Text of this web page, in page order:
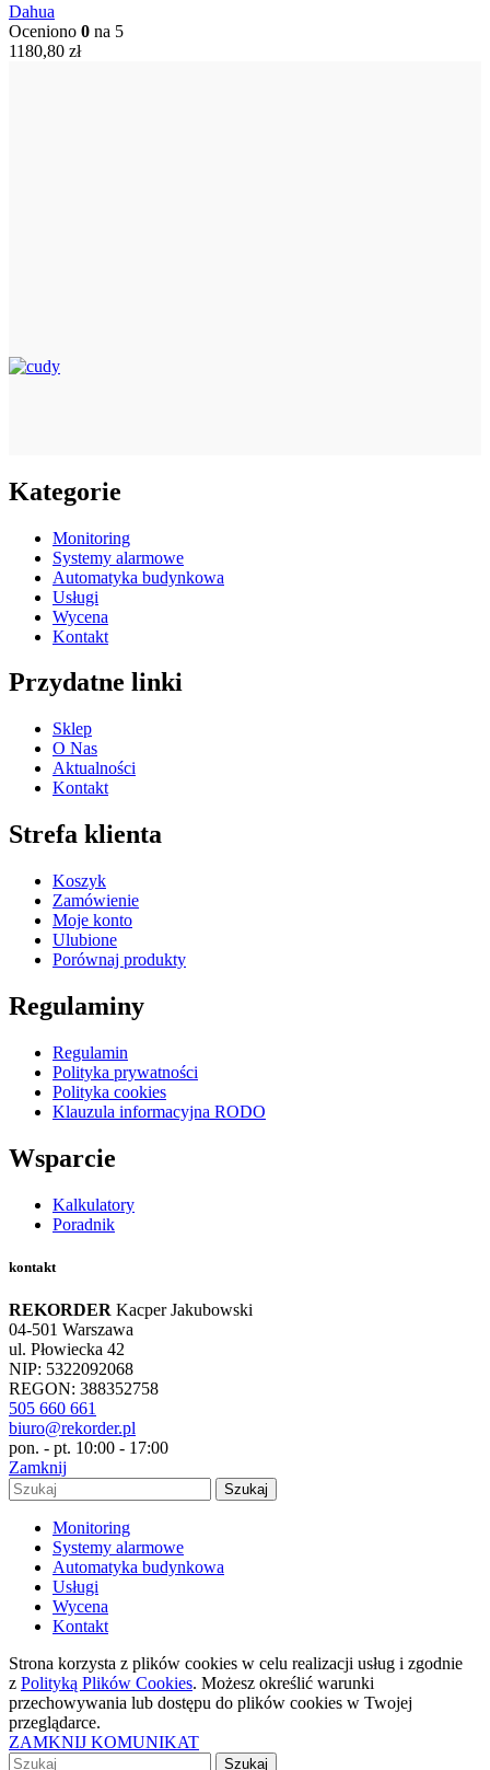
Dahua
Oceniono 0 na 5
1180,80 zł
Kategorie
Monitoring
Systemy alarmowe
Automatyka budynkowa
Usługi
Wycena
Kontakt
Przydatne linki
Sklep
O Nas
Aktualności
Kontakt
Strefa klienta
Koszyk
Zamówienie
Moje konto
Ulubione
Porównaj produkty
Regulaminy
Regulamin
Polityka prywatności
Polityka cookies
Klauzula informacyjna RODO
Wsparcie
Kalkulatory
Poradnik
kontakt
REKORDER Kacper Jakubowski
04-501 Warszawa
ul. Płowiecka 42
NIP: 5322092068
REGON: 388352758
505 660 661
biuro@rekorder.pl
pon. - pt. 10:00 - 17:00
Zamknij
Szukaj
Monitoring
Systemy alarmowe
Automatyka budynkowa
Usługi
Wycena
Kontakt
Strona korzysta z plików cookies w celu realizacji usług i zgodnie
z Polityką Plików Cookies. Możesz określić warunki
przechowywania lub dostępu do plików cookies w Twojej
przeglądarce.
ZAMKNIJ KOMUNIKAT
Szukaj